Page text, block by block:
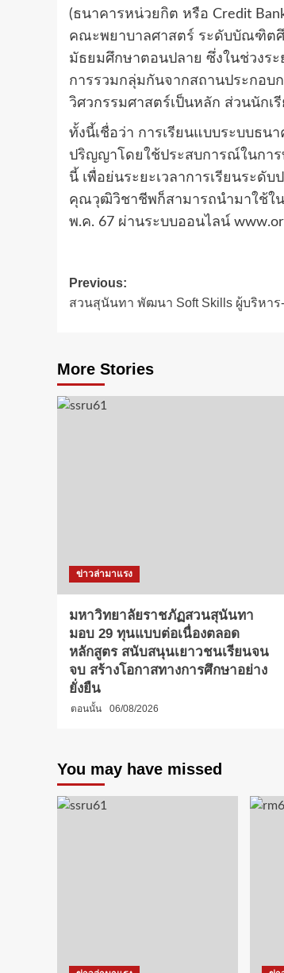
(ธนาคารหน่วยกิต หรือ Credit
คณะพยาบาลศาสตร์ ระดับบัณฑิตศึ
มัธยมศึกษาตอนปลาย ซึ่งในช่วงระ
การรวมกลุ่มกันจากสถานประกอบ
วิศวกรรมศาสตร์เป็นหลัก ส่วนนัก
ทั้งนี้เชื่อว่า การเรียนแบบระบบธน
ปริญญาโดยใช้ประสบการณ์ในการ
นี้ เพื่อย่นระยะเวลาการเรียนระดั
คุณวุฒิวิชาชีพก็สามารถนำมาใช้ใน
พ.ค. 67 ผ่านระบบออนไลน์
Post
navigation
Previous:
สวนสุนันทา พัฒนา Soft Skills ผู้บริหา
More Stories
ข่าวล่ามาแรง
มหาวิทยาลัยราชภัฏสวนสุนันทา
มอบ 29 ทุนแบบต่อเนื่องตลอด
หลักสูตร สนับสนุนเยาวชนเรียนจน
จบ สร้างโอกาสทางการศึกษาอย่าง
ยั่งยืน
ตอนนั้น 06/08/2026
You may have missed